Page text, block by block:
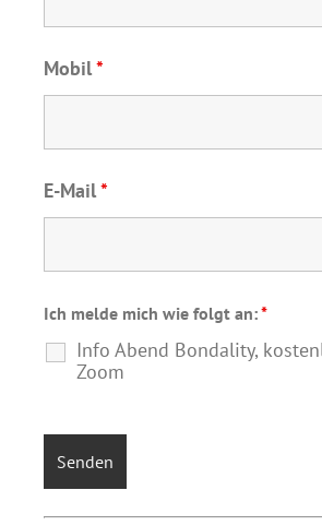
Mobil*
E-Mail*
Ich melde mich wie folgt an:*
Info Abend Bondality,
Zoom